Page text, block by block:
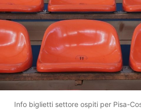
Info biglietti settore ospiti per Pisa-